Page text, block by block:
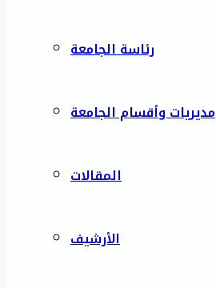
رئاسة الجامعة
مديريات وأقسام الجامعة
المقالات
الأرشيف